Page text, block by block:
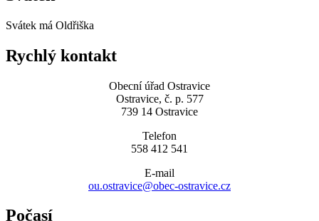
Svátek má Oldřiška
Rychlý kontakt
Obecní úřad Ostravice
Ostravice, č. p. 577
739 14 Ostravice
Telefon
558 412 541
E-mail
ou.ostravice@obec-ostravice.cz
Počasí